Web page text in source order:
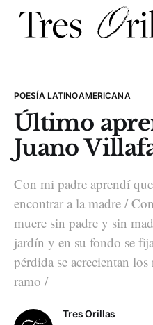
POESÍA LATINOAMERICANA
Último
Juano
Con mi padre aprendí
encontrar a la madre /
muere sin padre y sin
jardín y en su fondo se
pérdida se acrecientan
ramo /
Tres Orillas